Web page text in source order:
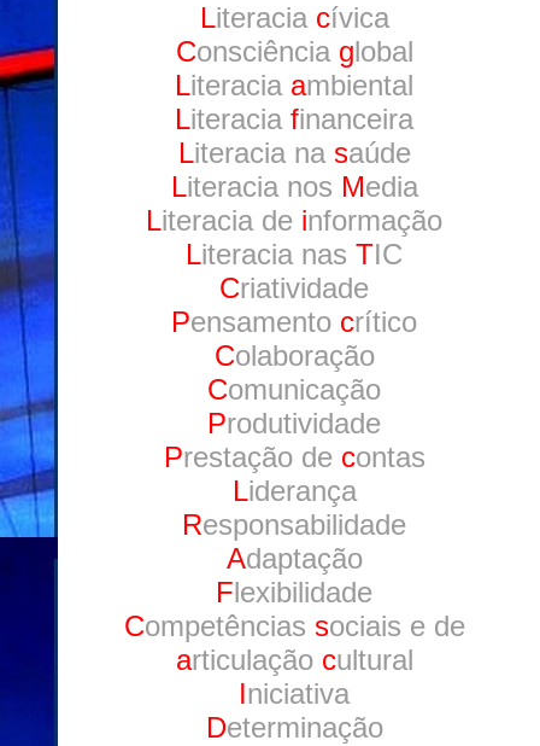
Literacia cívica
Consciência global
Literacia ambiental
Literacia financeira
Literacia na saúde
Literacia nos Media
Literacia de informação
Literacia nas TIC
Criatividade
Pensamento crítico
Colaboração
Comunicação
Produtividade
Prestação de contas
Liderança
Responsabilidade
Adaptação
Flexibilidade
Competências sociais e de
articulação cultural
Iniciativa
Determinação